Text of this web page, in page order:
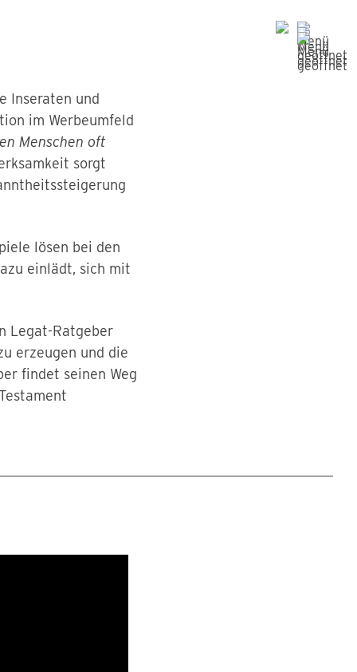
Inseraten und
im Werbeumfeld
Menschen oft
sorgt
lösen bei den
einlädt, sich mit
Legat-Ratgeber
erzeugen und die
findet seinen Weg